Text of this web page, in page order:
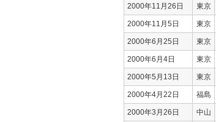
2000年11月26日 東京
2000年11月5日 東京
2000年6月25日 東京
2000年6月4日 東京
2000年5月13日 東京
2000年4月22日 福島
2000年3月26日 中山